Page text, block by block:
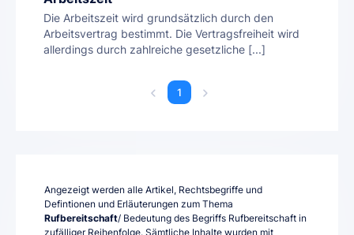
Die Arbeitszeit wird grundsätzlich durch den
Arbeitsvertrag bestimmt. Die Vertragsfreiheit wird
allerdings durch zahlreiche gesetzliche [...]
1
Angezeigt werden alle Artikel, Rechtsbegriffe und
Defintionen und Erläuterungen zum Thema
Rufbereitschaft/ Bedeutung des Begriffs Rufbereitschaft in
zufälliger Reihenfolge. Sämtliche Inhalte wurden mit